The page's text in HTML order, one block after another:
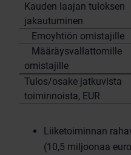
Kauden laajan tuloksen
jakautuminen
Emoyhtiön omistajille
Määräysvallattomille
omistajille
Tulos/osake jatkuvista
toiminnoista, EUR
Liiketoiminnan
(10,5 miljoonaa